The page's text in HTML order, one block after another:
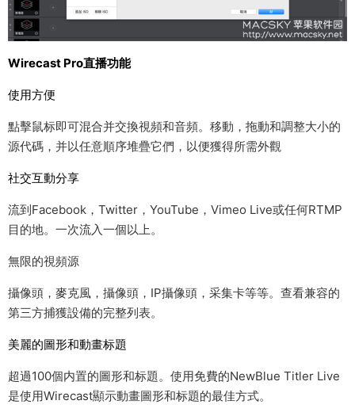
Wirecast Pro直播功能
使用方便
點擊鼠标即可混合并交換視頻和音頻。移動，拖動和調整大小的
源代碼，并以任意順序堆疊它們，以便獲得所需外觀
社交互動分享
流到Facebook，Twitter，YouTube，Vimeo Live或任何RTMP
目的地。一次流入一個以上。
無限的視頻源
攝像頭，麥克風，攝像頭，IP攝像頭，采集卡等等。查看兼容的
第三方捕獲設備的完整列表。
美麗的圖形和動畫标題
超過100個内置的圖形和标題。使用免費的NewBlue Titler Live
是使用Wirecast顯示動畫圖形和标題的最佳方式。